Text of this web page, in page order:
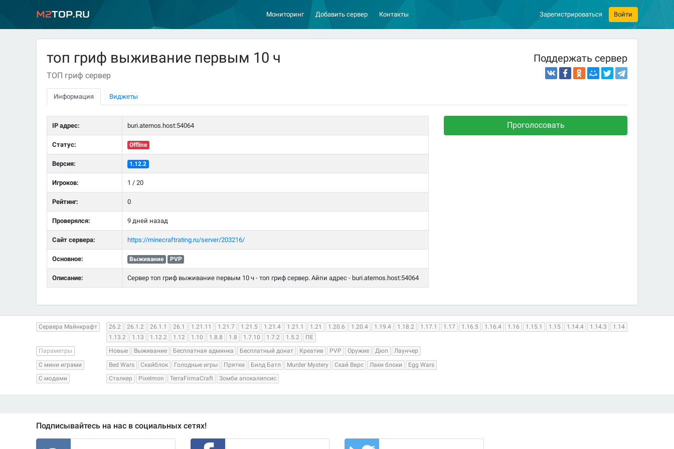
M2Top.ru Мониторинг Добавить сервер Контакты Зарегистрироваться Войти
топ гриф выживание первым 10 ч
ТОП гриф сервер
Поддержать сервер
Информация Виджеты
IP адрес: buri.aternos.host:54064
Статус: Offline
Версия: 1.12.2
Игроков: 1 / 20
Рейтинг: 0
Проверялся: 9 дней назад
Сайт сервера: https://minecraftrating.ru/server/203216/
Основное: Выживание PVP
Описание: Сервер топ гриф выживание первым 10 ч - топ гриф сервер. Айпи адрес - buri.aternos.host:54064
Проголосовать
Сервера Майнкрафт 26.2 26.1.2 26.1.1 26.1 1.21.11 1.21.7 1.21.5 1.21.4 1.21.1 1.21 1.20.6 1.20.4 1.19.4 1.18.2 1.17.1 1.17 1.16.5 1.16.4 1.16 1.15.1 1.15 1.14.4 1.14.3
1.14
1.13.2
1.13 1.12.2 1.12 1.10 1.8.8 1.8 1.7.10 1.7.2 1.5.2
ПЕ
Параметры
Новые Выживание Бесплатная админка Бесплатный донат Креатив PVP Оружие Дюп
Лаунчер
С мини играми
Bed Wars Скайблок Голодные игры Прятки Билд Батл Murder Mystery Скай Варс Лаки блоки
Egg Wars
С модами
Сталкер Pixelmon TerraFirmaCraft Зомби апокалипсис
Подписывайтесь на нас в социальных сетях!